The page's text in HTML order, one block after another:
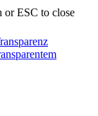
or ESC to close